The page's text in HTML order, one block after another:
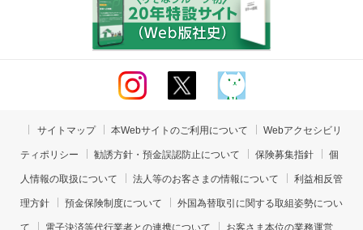
サイトマップ 本Webサイトのご利用について Webアクセシビリ
ティポリシー 勧誘方針・預金誤認防止について 保険募集指針 個
人情報の取扱について 法人等のお客さまの情報について 利益相反管
理方針 預金保険制度について 外国為替取引に関する取組姿勢につい
て 電子決済等代行業者との連携について お客さま本位の業務運営